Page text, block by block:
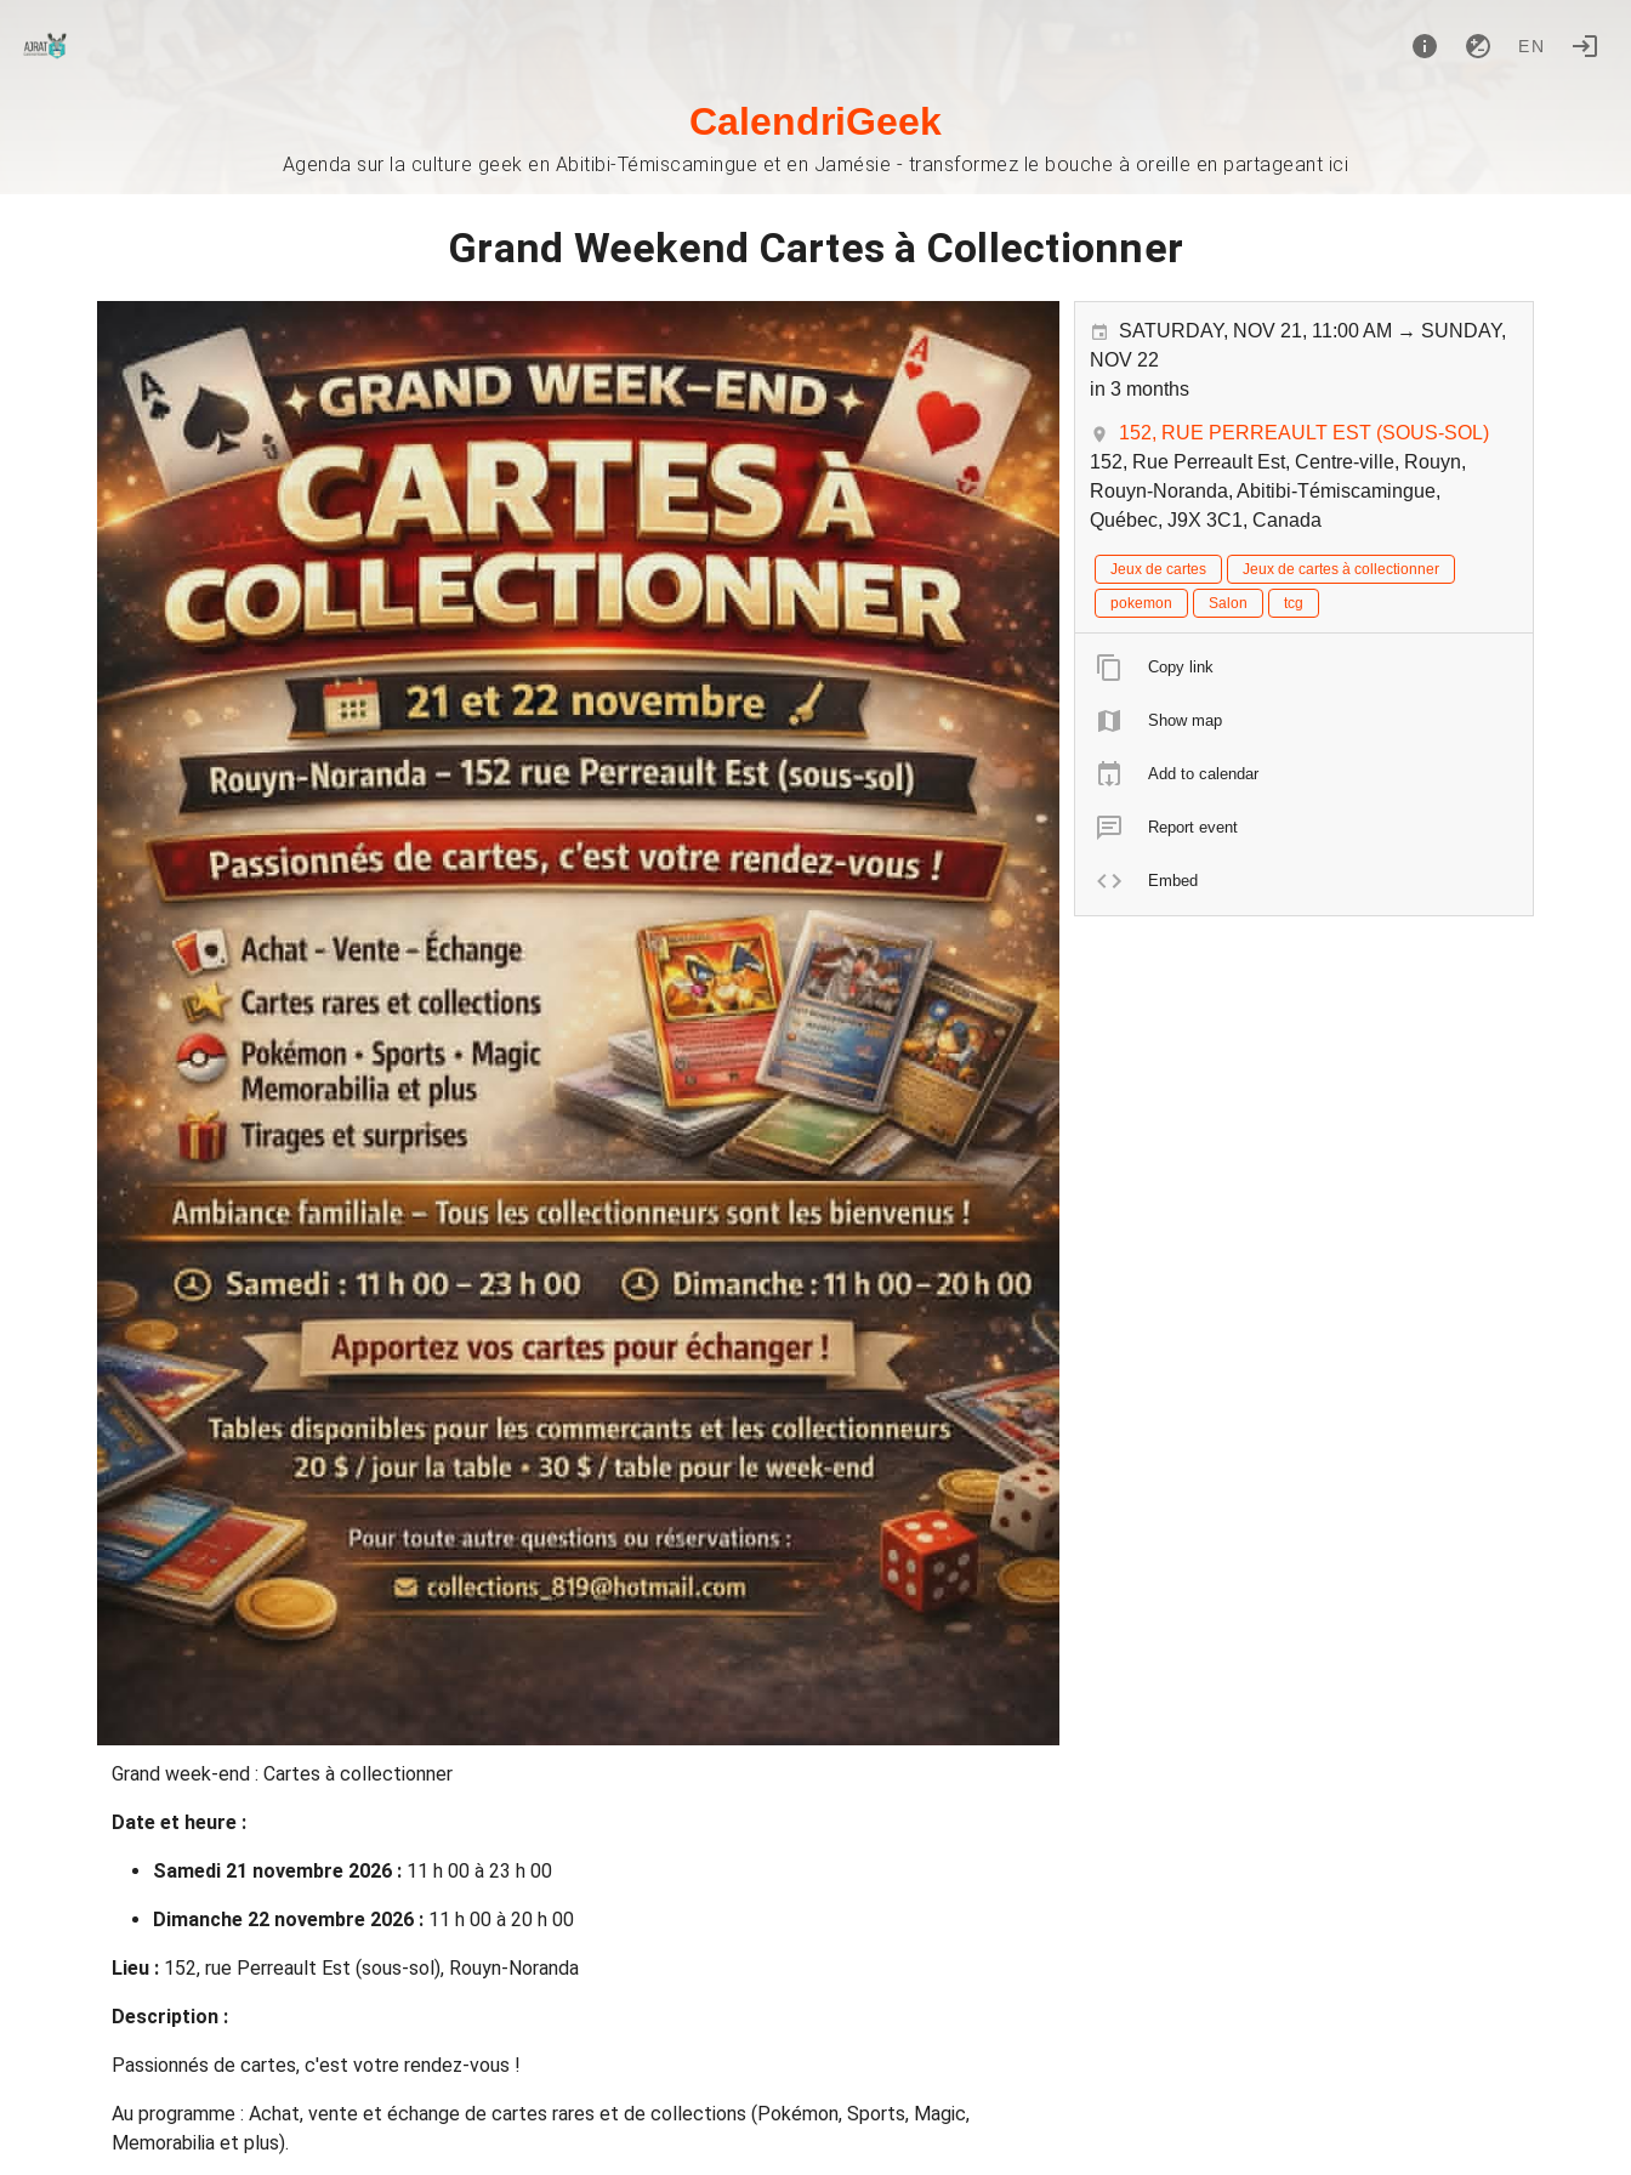
EN
CalendriGeek
Agenda sur la culture geek en Abitibi-Témiscamingue et en Jamésie - transformez le bouche à oreille en partageant ici
Grand Weekend Cartes à Collectionner
Grand week-end : Cartes à collectionner
Date et heure :
Samedi 21 novembre 2026 : 11 h 00 à 23 h 00
Dimanche 22 novembre 2026 : 11 h 00 à 20 h 00
Lieu : 152, rue Perreault Est (sous-sol), Rouyn-Noranda
Description :
Passionnés de cartes, c'est votre rendez-vous !
Au programme : Achat, vente et échange de cartes rares et de collections (Pokémon, Sports, Magic,
Memorabilia et plus).
SATURDAY, NOV 21, 11:00 AM → SUNDAY,
NOV 22
in 3 months
152, RUE PERREAULT EST (SOUS-SOL)
152, Rue Perreault Est, Centre-ville, Rouyn,
Rouyn-Noranda, Abitibi-Témiscamingue,
Québec, J9X 3C1, Canada
Jeux de cartes
Jeux de cartes à collectionner
pokemon
Salon tcg
Copy link
Show map
Add to calendar
Report event
Embed